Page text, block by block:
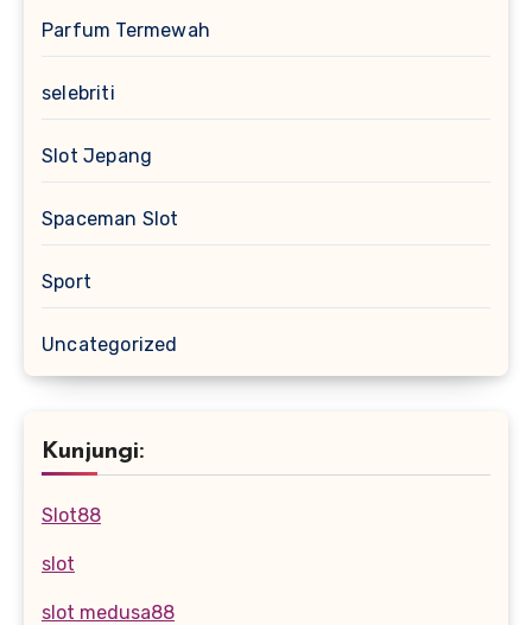
Parfum Termewah
selebriti
Slot Jepang
Spaceman Slot
Sport
Uncategorized
Kunjungi:
Slot88
slot
slot medusa88